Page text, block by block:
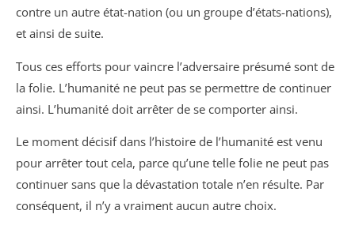
contre un autre état-nation (ou un groupe d’états-nations),
et ainsi de suite.
Tous ces efforts pour vaincre l’adversaire présumé sont de
la folie. L’humanité ne peut pas se permettre de continuer
ainsi. L’humanité doit arrêter de se comporter ainsi.
Le moment décisif dans l’histoire de l’humanité est venu
pour arrêter tout cela, parce qu’une telle folie ne peut pas
continuer sans que la dévastation totale n’en résulte. Par
conséquent, il n’y a vraiment aucun autre choix.